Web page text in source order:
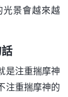
光景會越來越
是注重揣摩神
注重揣摩神的